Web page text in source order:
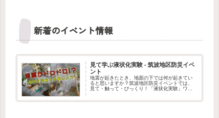
新着のイベント情報
見て学ぶ液状化実験 - 筑波地区防災イベ
ント
地震が起きたとき、地面の下では何が起きてい
ると思いますか？筑波地区防災イベントでは、
見て・触って・びっくり！「液状化実験」ワー